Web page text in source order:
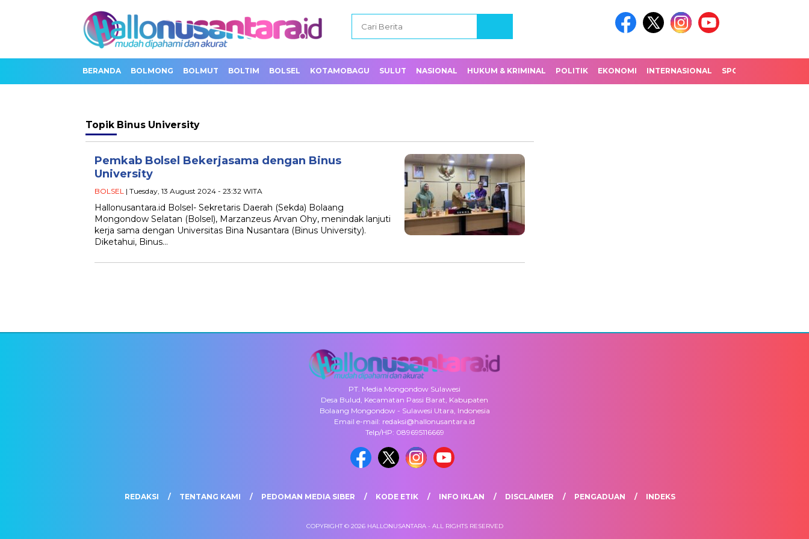
BERANDA BOLMONG BOLMUT BOLTIM BOLSEL KOTAMOBAGU SULUT NASIONAL HUKUM & KRIMINAL POLITIK EKONOMI INTERNASIONAL SPORT
Topik Binus University
Pemkab Bolsel Bekerjasama dengan Binus
University
BOLSEL | Tuesday, 13 August 2024 - 23:32 WITA
Hallonusantara.id Bolsel- Sekretaris Daerah (Sekda) Bolaang
Mongondow Selatan (Bolsel), Marzanzeus Arvan Ohy, menindak lanjuti
kerja sama dengan Universitas Bina Nusantara (Binus University).
Diketahui, Binus…
PT. Media Mongondow Sulawesi
Desa Bulud, Kecamatan Passi Barat, Kabupaten
Bolaang Mongondow - Sulawesi Utara, Indonesia
Email e-mail: redaksi@hallonusantara.id
Telp/HP: 089695116669
REDAKSI TENTANG KAMI PEDOMAN MEDIA SIBER KODE ETIK INFO IKLAN DISCLAIMER PENGADUAN INDEKS
COPYRIGHT © 2026 HALLONUSANTARA - ALL RIGHTS RESERVED